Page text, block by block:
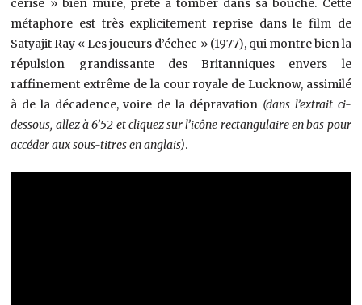
cerise » bien mûre, prête à tomber dans sa bouche. Cette
métaphore est très explicitement reprise dans le film de
Satyajit Ray « Les joueurs d’échec » (1977), qui montre bien la
répulsion grandissante des Britanniques envers le
raffinement extrême de la cour royale de Lucknow, assimilé
à de la décadence, voire de la dépravation (dans l’extrait ci-
dessous, allez à 6’52 et cliquez sur l’icône rectangulaire en bas pour
accéder aux sous-titres en anglais).